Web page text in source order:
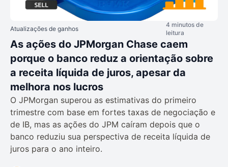
Atualizações de ganhos
4 minutos de
leitura
As ações do JPMorgan Chase caem
porque o banco reduz a orientação sobre
a receita líquida de juros, apesar da
melhora nos lucros
O JPMorgan superou as estimativas do primeiro
trimestre com base em fortes taxas de negociação e
de IB, mas as ações do JPM caíram depois que o
banco reduziu sua perspectiva de receita líquida de
juros para o ano inteiro.